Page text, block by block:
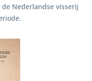
Nederlandse visserij